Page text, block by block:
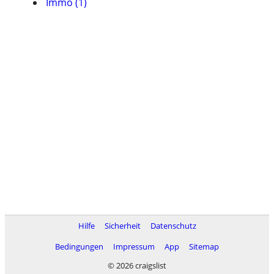
Hilfe Sicherheit
Datenschutz
Bedingungen
Impressum App
Sitemap
© 2026 craigslist